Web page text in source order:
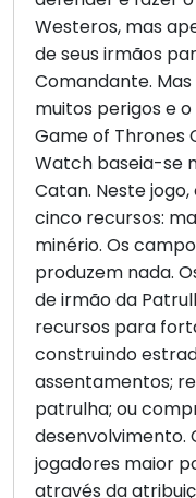
Westeros, mas
de seus irmãos
Comandante.
muitos perigos e
Game of Thrones
Watch baseia-se
Catan. Neste
cinco recursos:
minério. Os
produzem nada.
de irmão da
recursos para
construindo
assentamentos;
patrulha; ou
desenvolvimento.
jogadores maior
através da